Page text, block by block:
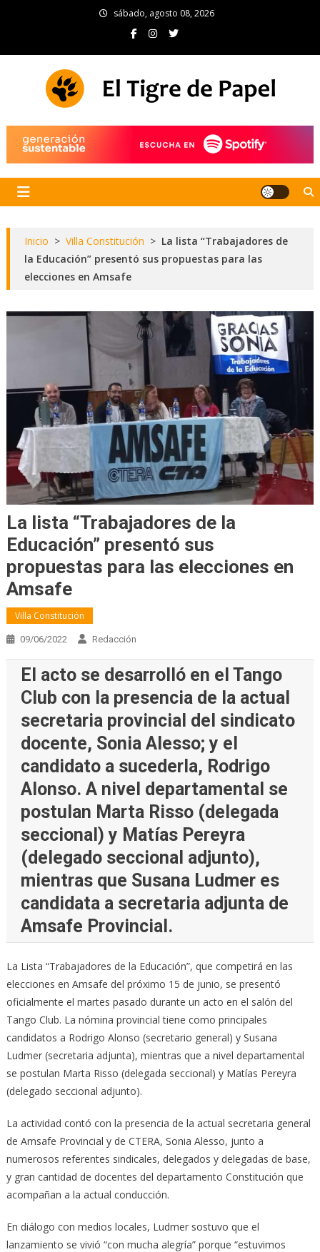
sábado, agosto 08, 2026
Inicio > Villa Constitución > La lista “Trabajadores de
la Educación” presentó sus propuestas para las
elecciones en Amsafe
La lista “Trabajadores de la
Educación” presentó sus
propuestas para las elecciones en
Amsafe
Villa Constitución
09/06/2022 Redacción
El acto se desarrolló en el Tango
Club con la presencia de la actual
secretaria provincial del sindicato
docente, Sonia Alesso; y el
candidato a sucederla, Rodrigo
Alonso. A nivel departamental se
postulan Marta Risso (delegada
seccional) y Matías Pereyra
(delegado seccional adjunto),
mientras que Susana Ludmer es
candidata a secretaria adjunta de
Amsafe Provincial.
La Lista “Trabajadores de la Educación”, que competirá en las
elecciones en Amsafe del próximo 15 de junio, se presentó
oficialmente el martes pasado durante un acto en el salón del
Tango Club. La nómina provincial tiene como principales
candidatos a Rodrigo Alonso (secretario general) y Susana
Ludmer (secretaria adjunta), mientras que a nivel departamental
se postulan Marta Risso (delegada seccional) y Matías Pereyra
(delegado seccional adjunto).
La actividad contó con la presencia de la actual secretaria general
de Amsafe Provincial y de CTERA, Sonia Alesso, junto a
numerosos referentes sindicales, delegados y delegadas de base,
y gran cantidad de docentes del departamento Constitución que
acompañan a la actual conducción.
En diálogo con medios locales, Ludmer sostuvo que el
lanzamiento se vivió “con mucha alegría” porque “estuvimos